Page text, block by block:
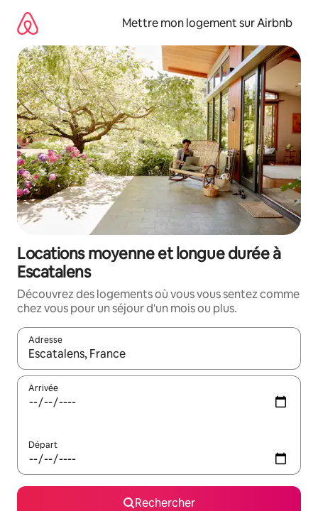
directement
contenu
Mettre mon logement sur Airbnb
Locations moyenne et longue durée à
Escatalens
Découvrez des logements où vous vous sentez comme
chez vous pour un séjour d'un mois ou plus.
Adresse
Lorsque les résultats s'affichent, utilisez les flèches vers le
Arrivée
Départ
Rechercher